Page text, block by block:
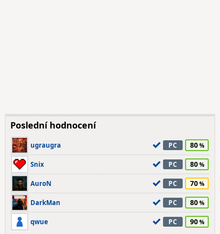
Poslední hodnocení
ugraugra PC 80
Snix PC 80
AuroN PC 70
DarkMan PC 80
qwue PC 90